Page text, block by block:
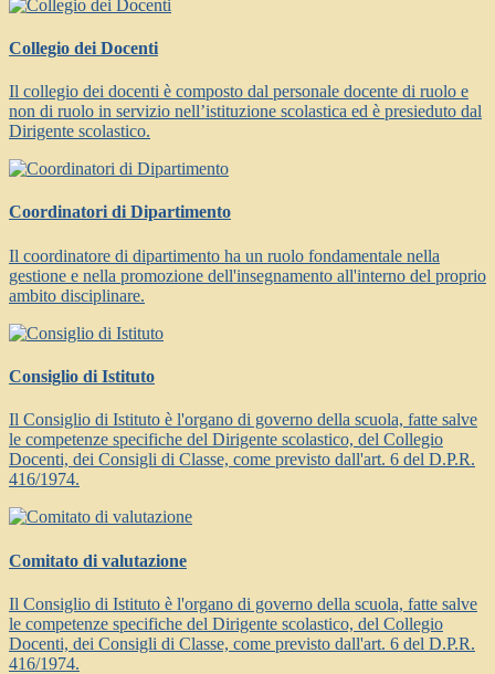
Collegio dei Docenti
Il collegio dei docenti è composto dal personale docente di ruolo e
non di ruolo in servizio nell’istituzione scolastica ed è presieduto dal
Dirigente scolastico.
Coordinatori di Dipartimento
Il coordinatore di dipartimento ha un ruolo fondamentale nella
gestione e nella promozione dell'insegnamento all'interno del proprio
ambito disciplinare.
Consiglio di Istituto
Il Consiglio di Istituto è l'organo di governo della scuola, fatte salve
le competenze specifiche del Dirigente scolastico, del Collegio
Docenti, dei Consigli di Classe, come previsto dall'art. 6 del D.P.R.
416/1974.
Comitato di valutazione
Il Consiglio di Istituto è l'organo di governo della scuola, fatte salve
le competenze specifiche del Dirigente scolastico, del Collegio
Docenti, dei Consigli di Classe, come previsto dall'art. 6 del D.P.R.
416/1974.